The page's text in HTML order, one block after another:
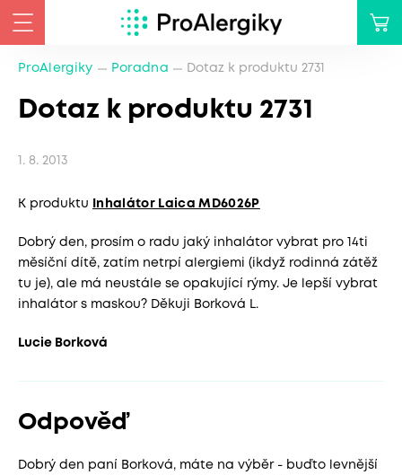
ProAlergiky Poradna Dotaz k produktu 2731
Dotaz k produktu 2731
1. 8. 2013
K produktu Inhalátor Laica MD6026P
Dobrý den, prosím o radu jaký inhalátor vybrat pro 14ti
měsíční dítě, zatím netrpí alergiemi (ikdyž rodinná zátěž
tu je), ale má neustále se opakující rýmy. Je lepší vybrat
inhalátor s maskou? Děkuji Borková L.
Lucie Borková
Odpověď
Dobrý den paní Borková, máte na výběr - buďto levnější